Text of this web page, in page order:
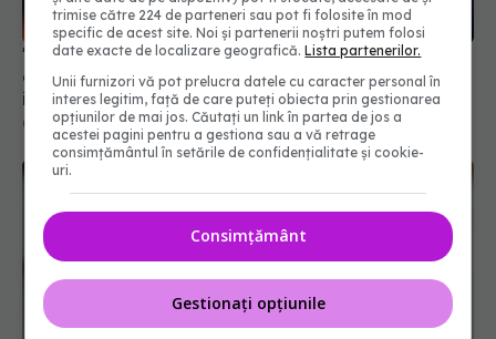
"Momentul zero" al cancerului de colon a fost
descoperit. După acesta, boala devine aproape
imposibil de oprit
05 noi 2025, 17:09
trimise către 224 de parteneri sau pot fi folosite în mod
specific de acest site. Noi și partenerii noștri putem folosi
date exacte de localizare geografică.Lista partenerilor.
Unii furnizori vă pot prelucra datele cu caracter personal în
interes legitim, față de care puteți obiecta prin gestionarea
opțiunilor de mai jos. Căutați un link în partea de jos a
acestei pagini pentru a gestiona sau a vă retrage
consimțământul în setările de confidențialitate și cookie-
uri.
Consimțământ
Gestionați opțiunile